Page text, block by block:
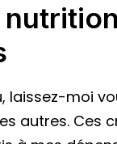
laissez-moi
autres. Ces